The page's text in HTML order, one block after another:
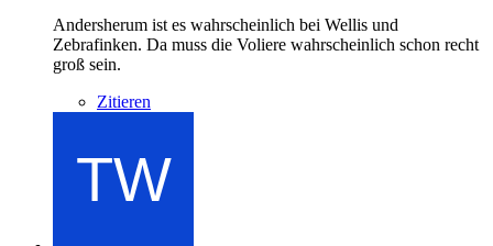
Andersherum ist es wahrscheinlich bei Wellis und
Zebrafinken. Da muss die Voliere wahrscheinlich schon recht
groß sein.
Zitieren